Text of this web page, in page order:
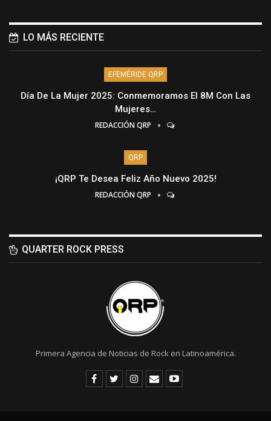
LO MÁS RECIENTE
EFEMÉRIDE QRP
Día De La Mujer 2025: Conmemoramos El 8M Con Las
Mujeres…
REDACCIÓN QRP
QRP
¡QRP Te Desea Feliz Año Nuevo 2025!
REDACCIÓN QRP
QUARTER ROCK PRESS
Primera Agencia de Noticias de Rock en Latinoamérica.